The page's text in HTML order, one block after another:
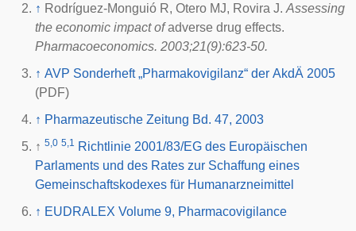
↑ Rodríguez-Monguió R, Otero MJ, Rovira J. Assessing
the economic impact ofadverse drug effects.
Pharmacoeconomics. 2003;21(9):623-50.
↑ AVP Sonderheft „Pharmakovigilanz“ der AkdÄ 2005
(PDF)
↑ Pharmazeutische Zeitung Bd. 47, 2003
↑ 5,0 5,1 Richtlinie 2001/83/EG des Europäischen
Parlaments und des Rates zur Schaffung eines
Gemeinschaftskodexes für Humanarzneimittel
↑ EUDRALEX Volume 9, Pharmacovigilance